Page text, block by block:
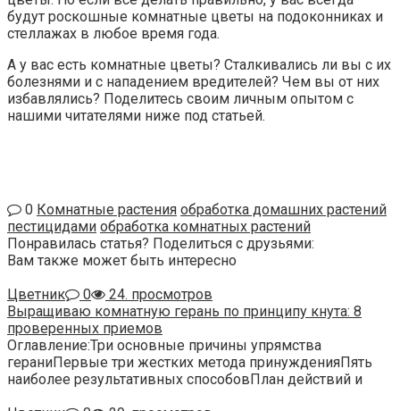
будут роскошные комнатные цветы на подоконниках и
стеллажах в любое время года.
А у вас есть комнатные цветы? Сталкивались ли вы с их
болезнями и с нападением вредителей? Чем вы от них
избавлялись? Поделитесь своим личным опытом с
нашими читателями ниже под статьей.
0 Комнатные растения обработка домашних растений
пестицидами обработка комнатных растений
Понравилась статья? Поделиться с друзьями:
Вам также может быть интересно
Цветник
0
24. просмотров
Выращиваю комнатную герань по принципу кнута: 8
проверенных приемов
Оглавление:Три основные причины упрямства
гераниПервые три жестких метода принужденияПять
наиболее результативных способовПлан действий и